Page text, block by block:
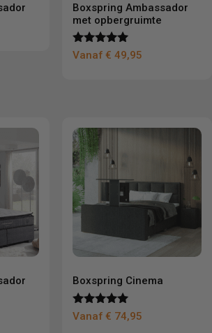
Boxspring Ambassador
met opbergruimte
Gewaardeer
Vanaf € 49,95
Boxspring Cinema
Gewaardeerd
Vanaf € 74,95